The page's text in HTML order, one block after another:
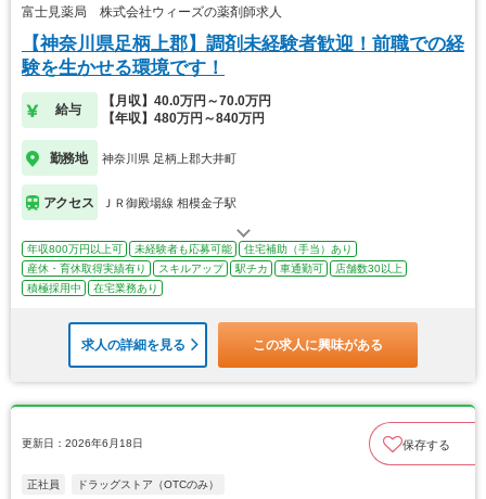
富士見薬局 株式会社ウィーズの薬剤師求人
【神奈川県足柄上郡】調剤未経験者歓迎！前職での経
験を生かせる環境です！
給与
【月収】40.0万円～70.0万円
【年収】480万円～840万円
勤務地 神奈川県 足柄上郡大井町
アクセス ＪＲ御殿場線 相模金子駅
年収800万円以上可 未経験者も応募可能
住宅補助（手当）あり
産休・育休取得実績有り
スキルアップ 駅チカ 車通勤可
店舗数30以上
積極採用中
在宅業務あり
求人の詳細を見る この求人に興味がある
更新日：2026年6月18日 保存する
正社員 ドラッグストア（OTCのみ）